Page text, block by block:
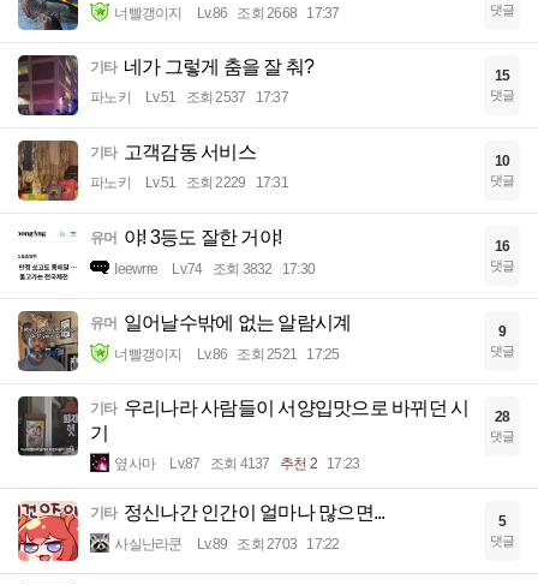
너빨갱이지 Lv.86 조회 2668 17:37 댓글
기타 네가 그렇게 춤을 잘 춰?
파노키 Lv.51 조회 2537 17:37
15
댓글
기타 고객감동 서비스
파노키 Lv.51 조회 2229 17:31
10
댓글
유머 야! 3등도 잘한 거야!
Ieewrre Lv.74 조회 3832 17:30
16
댓글
유머 일어날수밖에 없는 알람시계
너빨갱이지 Lv.86 조회 2521 17:25
9
댓글
기타 우리나라 사람들이 서양입맛으로 바뀌던 시
기
옆사마 Lv.87 조회 4137 추천 2 17:23
28
댓글
기타 정신나간 인간이 얼마나 많으면...
사실난라쿤 Lv.89 조회 2703 17:22
5
댓글